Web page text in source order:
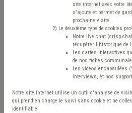
Résultats pour votre recherche
Accompagnement :
réunions d’équipe !
site internet avec votre
s'ajoute et permet de
prochaine visite.
2) Le deuxième type de cookies
Notre live chat
récupérer l'historique de
Les cartes interactives
de nos fiches
Les vidéos encapsulées
interviews, et nos
Notre site internet utilise un outil d'analyse de
qui prend en charge le suivi sans cookie et ne
identifiable.